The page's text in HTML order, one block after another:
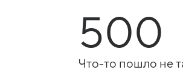
500
Что-то пошло не